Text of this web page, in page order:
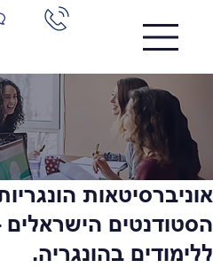
אוניברסיטאות
הסטודנטים
ללימודים בהונגריה.